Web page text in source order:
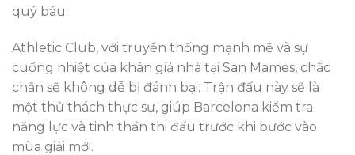
quý báu.
Athletic Club, với truyền thống mạnh mẽ và sự
cuồng nhiệt của khán giả nhà tại San Mames, chắc
chắn sẽ không dễ bị đánh bại. Trận đấu này sẽ là
một thử thách thực sự, giúp Barcelona kiểm tra
năng lực và tinh thần thi đấu trước khi bước vào
mùa giải mới.